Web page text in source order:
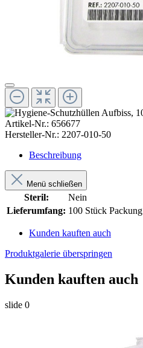
Artikel-Nr.: 656677
Hersteller-Nr.: 2207-010-50
Beschreibung
Menü schließen
Steril:
Nein
Lieferumfang: 100 Stück Packung
Kunden kauften auch
Produktgalerie überspringen
Kunden kauften auch
slide 0